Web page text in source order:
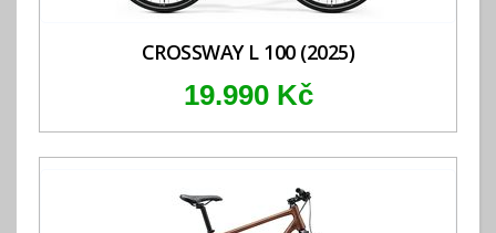
CROSSWAY L 100 (2025)
19.990 Kč